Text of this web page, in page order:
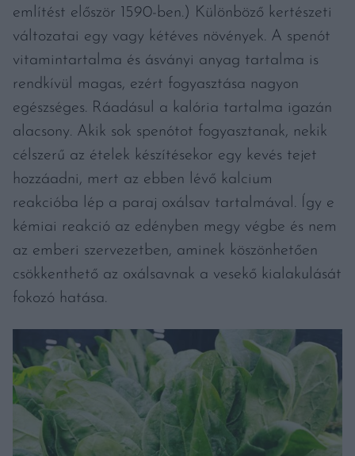
említést először 1590-ben.) Különböző kertészeti
változatai egy vagy kétéves növények. A spenót
vitamintartalma és ásványi anyag tartalma is
rendkívül magas, ezért fogyasztása nagyon
egészséges. Ráadásul a kalória tartalma igazán
alacsony. Akik sok spenótot fogyasztanak, nekik
célszerű az ételek készítésekor egy kevés tejet
hozzáadni, mert az ebben lévő kalcium
reakcióba lép a paraj oxálsav tartalmával. Így e
kémiai reakció az edényben megy végbe és nem
az emberi szervezetben, aminek köszönhetően
csökkenthető az oxálsavnak a vesekő kialakulását
fokozó hatása.